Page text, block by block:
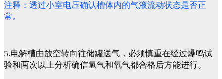
注释：透过小室电压确认槽体内的气液流动状态是否正
常。
5.电解槽由放空转向往储罐送气，必须慎重在经过爆鸣试
验和两次以上分析确信氢气和氧气都合格后方能进行。